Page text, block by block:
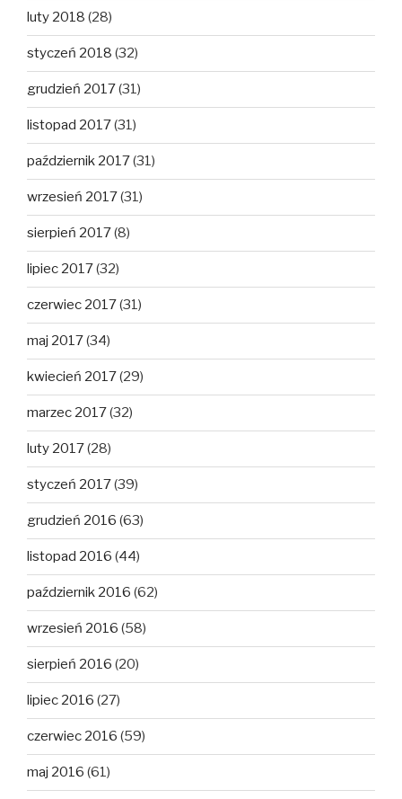
luty 2018 (28)
styczeń 2018 (32)
grudzień 2017(31)
listopad 2017(31)
październik 2017(31)
wrzesień 2017(31)
sierpień 2017(8)
lipiec 2017(32)
czerwiec 2017(31)
maj 2017(34)
kwiecień 2017(29)
marzec 2017(32)
luty 2017(28)
styczeń 2017(39)
grudzień 2016 (63)
listopad 2016 (44)
październik 2016 (62)
wrzesień 2016 (58)
sierpień 2016 (20)
lipiec 2016 (27)
czerwiec 2016 (59)
maj 2016 (61)